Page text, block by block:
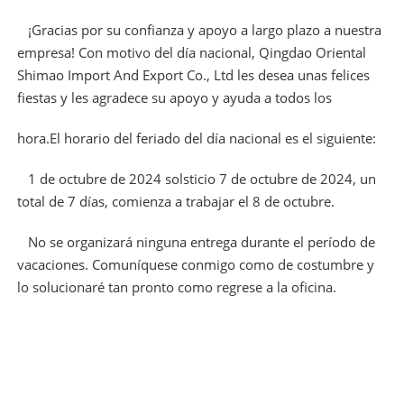
¡Gracias por su confianza y apoyo a largo plazo a nuestra
empresa! Con motivo del día nacional, Qingdao Oriental
Shimao Import And Export Co., Ltd les desea unas felices
fiestas y les agradece su apoyo y ayuda a todos los
hora.El horario del feriado del día nacional es el siguiente:
1 de octubre de 2024 solsticio 7 de octubre de 2024, un
total de 7 días, comienza a trabajar el 8 de octubre.
No se organizará ninguna entrega durante el período de
vacaciones. Comuníquese conmigo como de costumbre y
lo solucionaré tan pronto como regrese a la oficina.